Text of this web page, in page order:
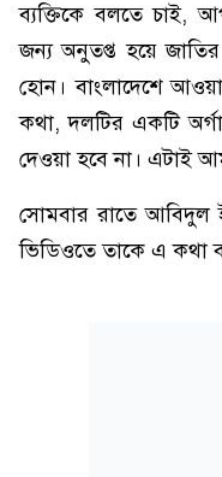
ব্যক্তিকে বলতে চাই,
জন্য অনুতপ্ত হয়ে
হোন। বাংলাদেশে
কথা, দলটির একটি
দেওয়া হবে না। এটাই
সোমবার রাতে
ভিডিওতে তাকে এ কথা